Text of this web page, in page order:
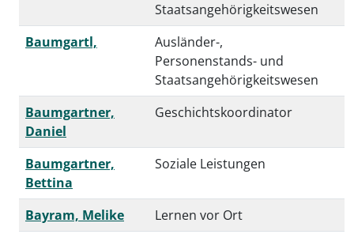
Staatsangehörigkeitswesen
Baumgartl,
Ausländer-,
Personenstands- und
Staatsangehörigkeitswesen
Baumgartner,
Daniel
Geschichtskoordinator
Baumgartner,
Bettina
Soziale Leistungen
Bayram, Melike
Lernen vor Ort